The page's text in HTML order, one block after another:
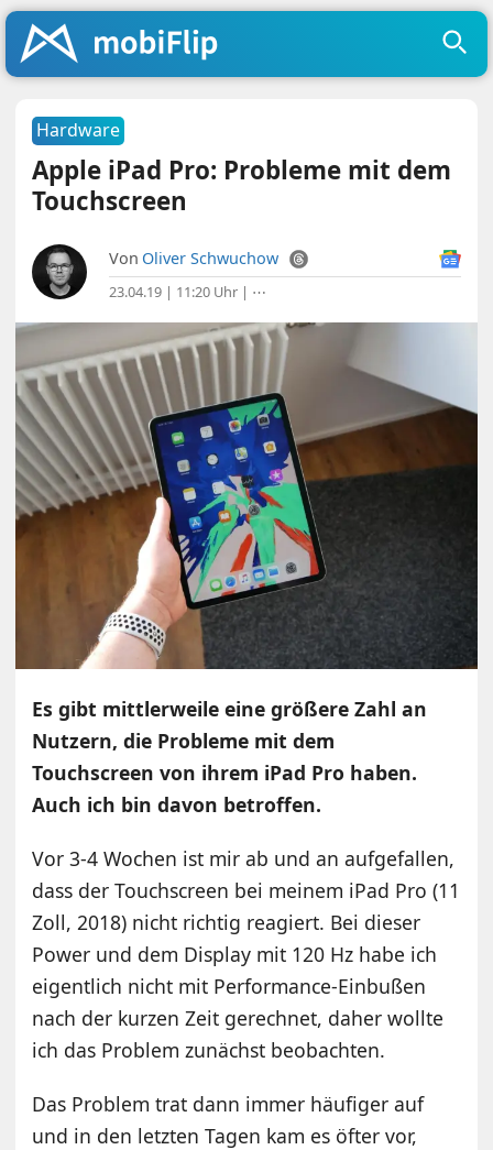
Hardware
Apple iPad Pro: Probleme mit dem
Touchscreen
Von Oliver Schwuchow
23.04.19 | 11:20 Uhr | ⋯
Es gibt mittlerweile eine größere Zahl an
Nutzern, die Probleme mit dem
Touchscreen von ihrem iPad Pro haben.
Auch ich bin davon betroffen.
Vor 3-4 Wochen ist mir ab und an aufgefallen,
dass der Touchscreen bei meinem iPad Pro (11
Zoll, 2018) nicht richtig reagiert. Bei dieser
Power und dem Display mit 120 Hz habe ich
eigentlich nicht mit Performance-Einbußen
nach der kurzen Zeit gerechnet, daher wollte
ich das Problem zunächst beobachten.
Das Problem trat dann immer häufiger auf
und in den letzten Tagen kam es öfter vor,